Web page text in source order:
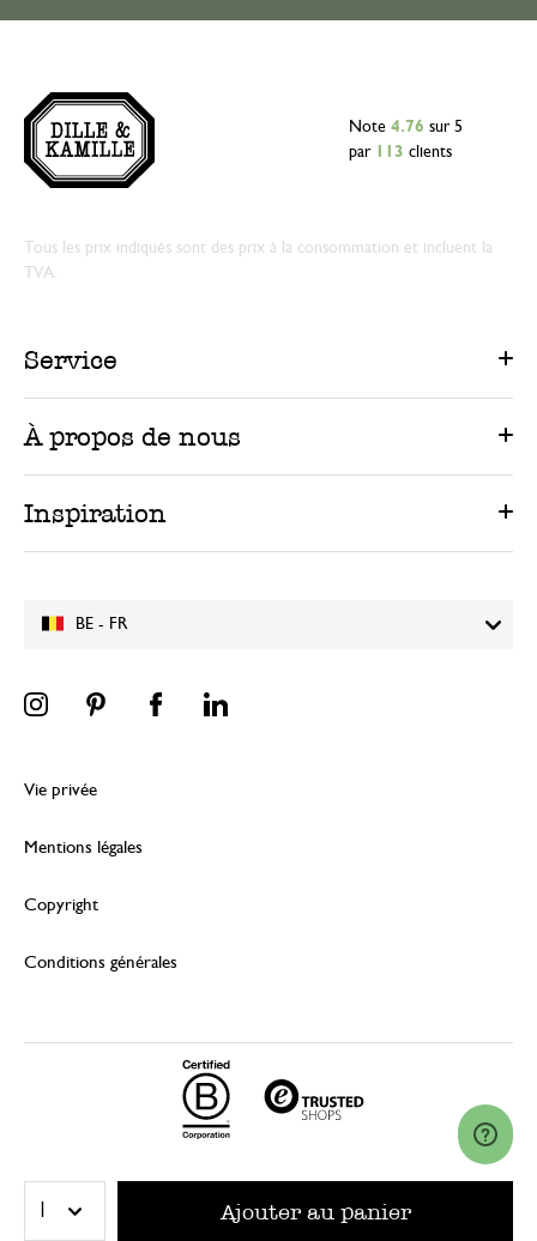
Ajouter au panier
BE - FR
Note 4.76 sur 5
par
113 clients
Tous les prix indiqués sont des prix à la consommation et incluent la
TVA.
Service
À propos de nous
Inspiration
Vie privée
Mentions légales
Copyright
Conditions générales
© 2026 Dille & Kamille (Nederland) B.V.